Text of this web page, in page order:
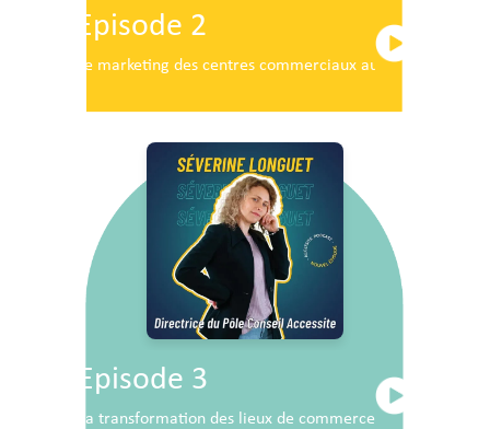
Episode 2
Le marketing des centres commerciaux au service du
Episode 3
La transformation des lieux de commerce